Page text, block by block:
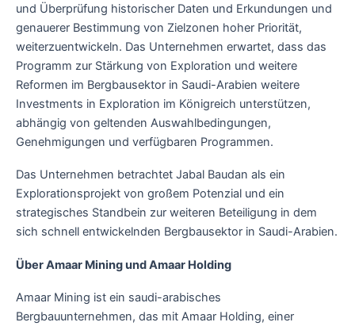
und Überprüfung historischer Daten und Erkundungen und
genauerer Bestimmung von Zielzonen hoher Priorität,
weiterzuentwickeln. Das Unternehmen erwartet, dass das
Programm zur Stärkung von Exploration und weitere
Reformen im Bergbausektor in Saudi-Arabien weitere
Investments in Exploration im Königreich unterstützen,
abhängig von geltenden Auswahlbedingungen,
Genehmigungen und verfügbaren Programmen.
Das Unternehmen betrachtet Jabal Baudan als ein
Explorationsprojekt von großem Potenzial und ein
strategisches Standbein zur weiteren Beteiligung in dem
sich schnell entwickelnden Bergbausektor in Saudi-Arabien.
Über Amaar Mining und Amaar Holding
Amaar Mining ist ein saudi-arabisches
Bergbauunternehmen, das mit Amaar Holding, einer